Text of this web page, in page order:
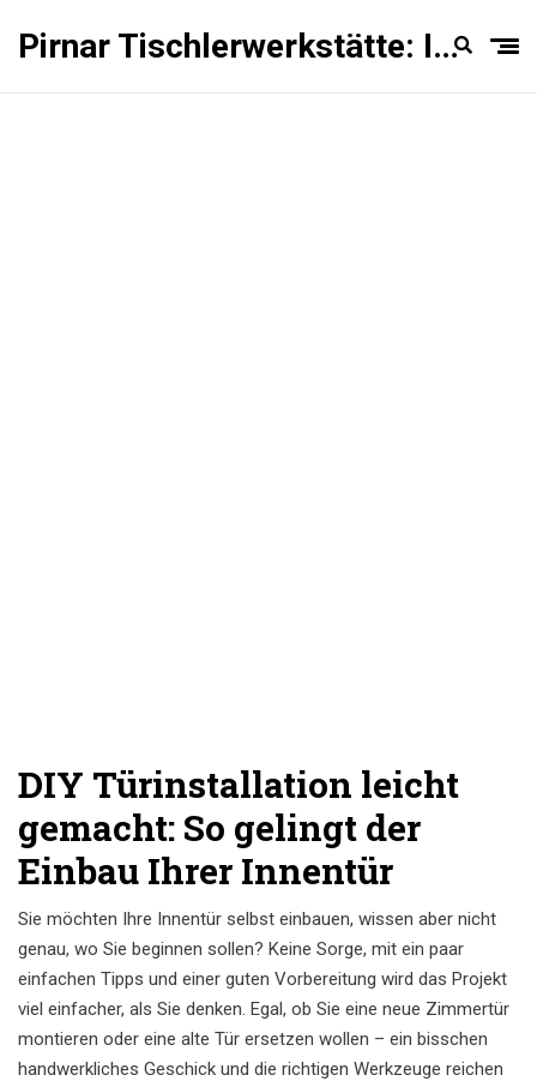
Pirnar Tischlerwerkstätte: Innentüren Experten
DIY Türinstallation leicht
gemacht: So gelingt der
Einbau Ihrer Innentür
Sie möchten Ihre Innentür selbst einbauen, wissen aber nicht
genau, wo Sie beginnen sollen? Keine Sorge, mit ein paar
einfachen Tipps und einer guten Vorbereitung wird das Projekt
viel einfacher, als Sie denken. Egal, ob Sie eine neue Zimmertür
montieren oder eine alte Tür ersetzen wollen – ein bisschen
handwerkliches Geschick und die richtigen Werkzeuge reichen